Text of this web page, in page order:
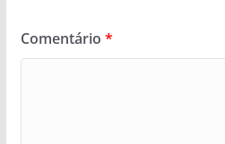
Comentário *